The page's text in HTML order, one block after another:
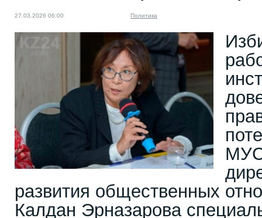
27.03.2026 06:00 Политика
развития общественных
Калдан Эрназарова